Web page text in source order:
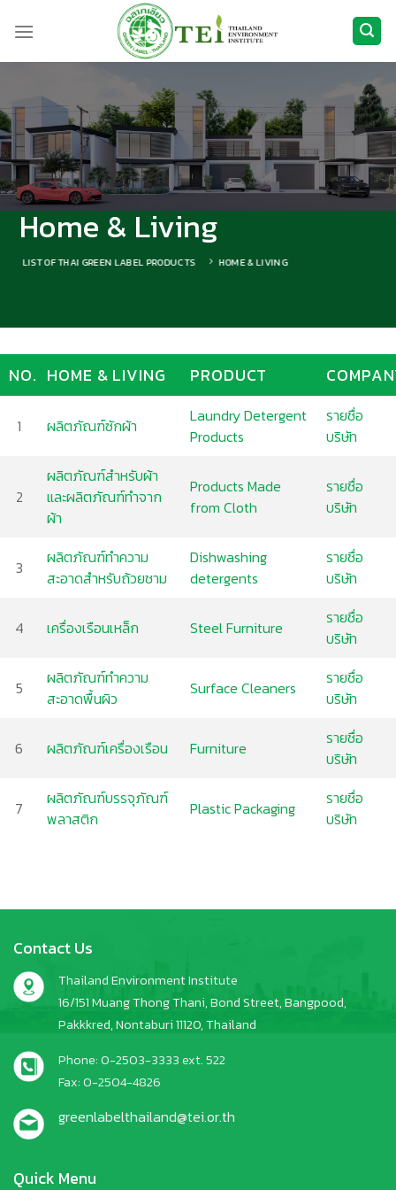
Home & Living
LIST OF THAI GREEN LABEL PRODUCTS HOME & LIVING
NO. HOME & LIVING PRODUCT
1 ผลิตภัณฑ์ซักผ้า
Laundry Detergent
Products
รายชื่อ
บริษัท
2
ผลิตภัณฑ์สำหรับผ้า
และผลิตภัณฑ์ทำจาก
ผ้า
Products Made
from Cloth
รายชื่อ
บริษัท
3
ผลิตภัณฑ์ทำความ
สะอาดสำหรับถ้วยชาม
Dishwashing
detergents
รายชื่อ
บริษัท
4 เครื่องเรือนเหล็ก Steel Furniture
รายชื่อ
บริษัท
5
ผลิตภัณฑ์ทำความ
สะอาดพื้นผิว
Surface Cleaners
รายชื่อ
บริษัท
6 ผลิตภัณฑ์เครื่องเรือน Furniture
รายชื่อ
บริษัท
7
ผลิตภัณฑ์บรรจุภัณฑ์
พลาสติก
Plastic Packaging
รายชื่อ
บริษัท
Quick Menu
Contact Us
Thailand Environment Institute
16/151 Muang Thong Thani, Bond Street, Bangpood,
Pakkkred, Nontaburi 11120, Thailand
Phone: 0-2503-3333 ext. 522
Fax: 0-2504-4826
greenlabelthailand@tei.or.th